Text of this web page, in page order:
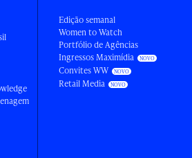
Edição semanal
Women to Watch
Portfólio de Agências
Ingressos Maximídia
Convites WW
Retail Media